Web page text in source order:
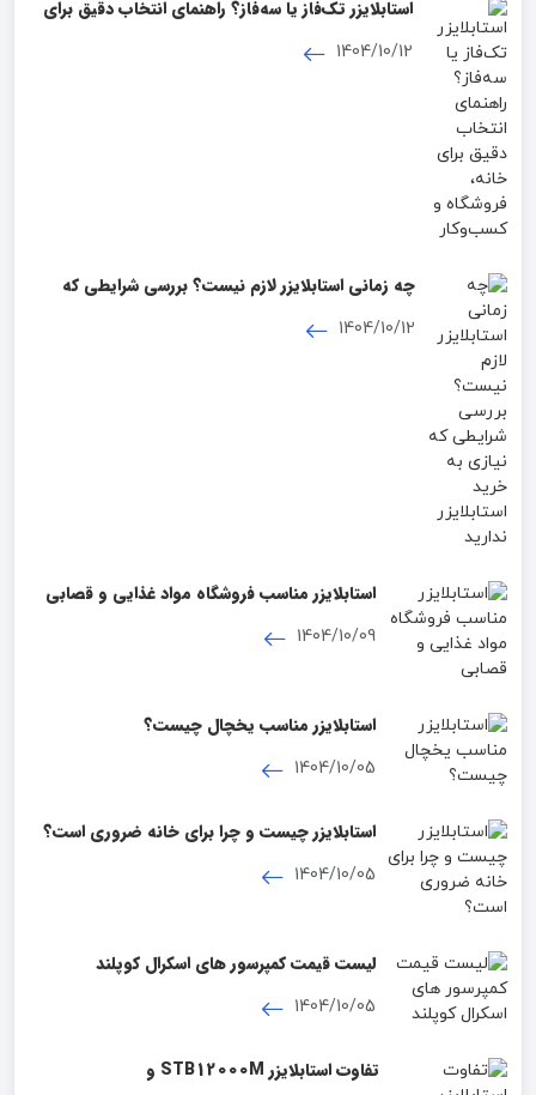
استابلایزر تک‌فاز یا سه‌فاز؟ راهنمای انتخاب دقیق برای
1404/10/12
چه زمانی استابلایزر لازم نیست؟ بررسی شرایطی که
1404/10/12
استابلایزر مناسب فروشگاه مواد غذایی و قصابی
1404/10/09
استابلایزر مناسب یخچال چیست؟
1404/10/05
استابلایزر چیست و چرا برای خانه ضروری است؟
1404/10/05
لیست قیمت کمپرسور های اسکرال کوپلند
1404/10/05
تفاوت استابلایزر STB12000M و